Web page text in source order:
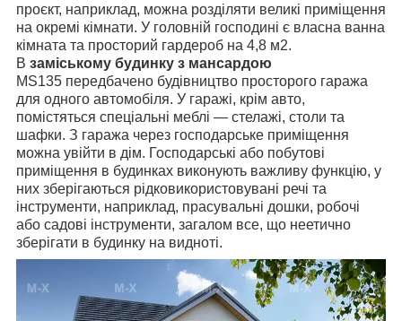
проєкт, наприклад, можна розділяти великі приміщення
на окремі кімнати. У головній господині є власна ванна
кімната та просторий гардероб на 4,8 м2.
В заміському будинку з мансардою
МS135 передбачено будівництво просторого гаража
для одного автомобіля. У гаражі, крім авто,
помістяться спеціальні меблі — стелажі, столи та
шафки. З гаража через господарське приміщення
можна увійти в дім. Господарські або побутові
приміщення в будинках виконують важливу функцію, у
них зберігаються рідковикористовувані речі та
інструменти, наприклад, прасувальні дошки, робочі
або садові інструменти, загалом все, що неетично
зберігати в будинку на видноті.